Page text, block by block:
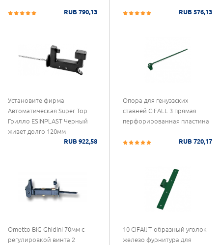
RUB 790,13 RUB 576,13
Установите фирма
Автоматическая Super Top
Грилло ESINPLAST Черный
живет долго 120мм
RUB 922,58
Опора для генуэзских
ставней CiFALL 3 прямая
перфорированная пластина
RUB 720,17
Ometto BIG Ghidini 70мм с
регулировкой винта 2
10 CiFAll Т-образный уголок
железо фурнитура для